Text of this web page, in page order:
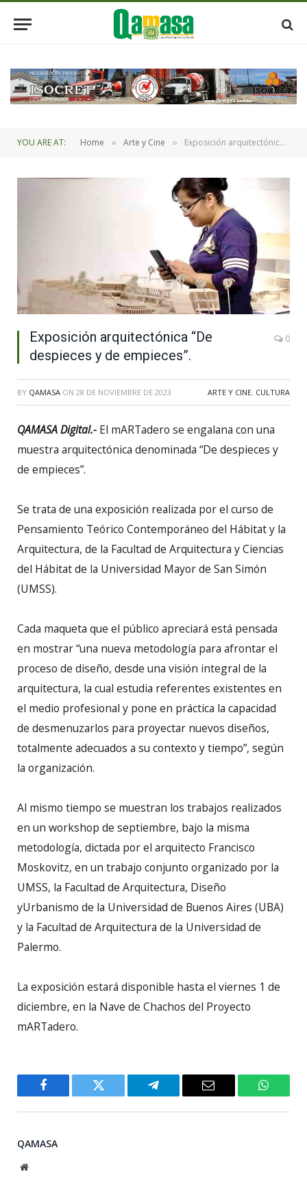
YOU ARE AT: Home » Arte y Cine » Exposición arquitectónica “De despieces y de empieces”.
Exposición arquitectónica “De
despieces y de empieces”.
0
BY QAMASA ON 28 DE NOVIEMBRE DE 2023 ARTE Y CINE, CULTURA
QAMASA Digital.- El mARTadero se engalana con una
muestra arquitectónica denominada “De despieces y
de empieces”.
Se trata de una exposición realizada por el curso de
Pensamiento Teórico Contemporáneo del Hábitat y la
Arquitectura, de la Facultad de Arquitectura y Ciencias
del Hábitat de la Universidad Mayor de San Simón
(UMSS).
Cada maqueta que el público apreciará está pensada
en mostrar “una nueva metodología para afrontar el
proceso de diseño, desde una visión integral de la
arquitectura, la cual estudia referentes existentes en
el medio profesional y pone en práctica la capacidad
de desmenuzarlos para proyectar nuevos diseños,
totalmente adecuados a su contexto y tiempo”, según
la organización.
Al mismo tiempo se muestran los trabajos realizados
en un workshop de septiembre, bajo la misma
metodología, dictada por el arquitecto Francisco
Moskovitz, en un trabajo conjunto organizado por la
UMSS, la Facultad de Arquitectura, Diseño
yUrbanismo de la Universidad de Buenos Aires (UBA)
y la Facultad de Arquitectura de la Universidad de
Palermo.
La exposición estará disponible hasta el viernes 1 de
diciembre, en la Nave de Chachos del Proyecto
mARTadero.
Facebook Twitter Telegram Email
QAMASA
Website